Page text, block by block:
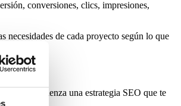
conversiones, clics, impresiones,
necesidades de cada proyecto según lo que
y comienza una estrategia SEO que te